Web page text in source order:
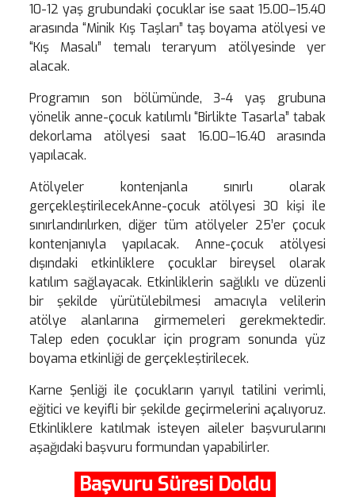
10-12 yaş grubundaki çocuklar ise saat 15.00–15.40
arasında “Minik Kış Taşları” taş boyama atölyesi ve
“Kış Masalı” temalı teraryum atölyesinde yer
alacak.
Programın son bölümünde, 3-4 yaş grubuna
yönelik anne-çocuk katılımlı “Birlikte Tasarla” tabak
dekorlama atölyesi saat 16.00–16.40 arasında
yapılacak.
Atölyeler kontenjanla sınırlı olarak
gerçekleştirilecekAnne-çocuk atölyesi 30 kişi ile
sınırlandırılırken, diğer tüm atölyeler 25’er çocuk
kontenjanıyla yapılacak. Anne-çocuk atölyesi
dışındaki etkinliklere çocuklar bireysel olarak
katılım sağlayacak. Etkinliklerin sağlıklı ve düzenli
bir şekilde yürütülebilmesi amacıyla velilerin
atölye alanlarına girmemeleri gerekmektedir.
Talep eden çocuklar için program sonunda yüz
boyama etkinliği de gerçekleştirilecek.
Karne Şenliği ile çocukların yarıyıl tatilini verimli,
eğitici ve keyifli bir şekilde geçirmelerini açalıyoruz.
Etkinliklere katılmak isteyen aileler başvurularını
aşağıdaki başvuru formundan yapabilirler.
Başvuru Süresi Doldu